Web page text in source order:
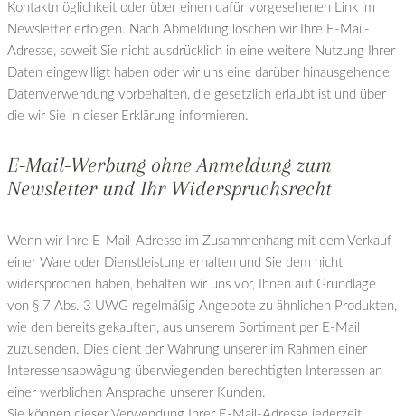
Kontaktmöglichkeit oder über einen dafür vorgesehenen Link im
Newsletter erfolgen. Nach Abmeldung löschen wir Ihre E-Mail-
Adresse, soweit Sie nicht ausdrücklich in eine weitere Nutzung Ihrer
Daten eingewilligt haben oder wir uns eine darüber hinausgehende
Datenverwendung vorbehalten, die gesetzlich erlaubt ist und über
die wir Sie in dieser Erklärung informieren.
E-Mail-Werbung ohne Anmeldung zum
Newsletter und Ihr Widerspruchsrecht
Wenn wir Ihre E-Mail-Adresse im Zusammenhang mit dem Verkauf
einer Ware oder Dienstleistung erhalten und Sie dem nicht
widersprochen haben, behalten wir uns vor, Ihnen auf Grundlage
von § 7 Abs. 3 UWG regelmäßig Angebote zu ähnlichen Produkten,
wie den bereits gekauften, aus unserem Sortiment per E-Mail
zuzusenden. Dies dient der Wahrung unserer im Rahmen einer
Interessensabwägung überwiegenden berechtigten Interessen an
einer werblichen Ansprache unserer Kunden.